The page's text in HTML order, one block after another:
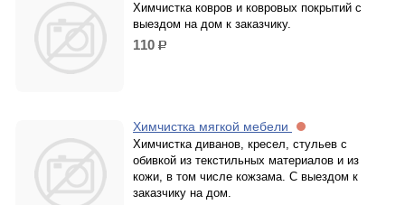
Химчистка ковров и ковровых покрытий с
выездом на дом к заказчику.
110 р.
Химчистка мягкой мебели
Химчистка диванов, кресел, стульев с
обивкой из текстильных материалов и из
кожи, в том числе кожзама. С выездом к
заказчику на дом.